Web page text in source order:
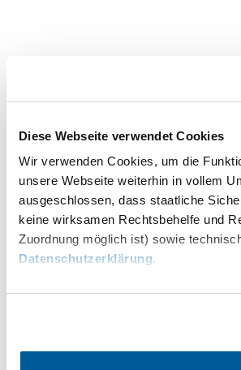
Diese Webseite verwendet Cookies
Wir verwenden Cookies, um die
unsere Webseite weiterhin in vollem
ausgeschlossen, dass staatliche
keine wirksamen Rechtsbehelfe und
Zuordnung möglich ist) sowie
Datenschutzerklärung.
Utazással kapcsolatos információk
+43 2742 90009000
info@noe.co.at
Prospektusrendelés Feliratkozás a
ImpresszumAdatvédelem